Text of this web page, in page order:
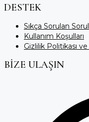
DESTEK
Sıkça Sorulan
Kullanım Koşulları
Gizlilik Politikası
BİZE ULAŞIN